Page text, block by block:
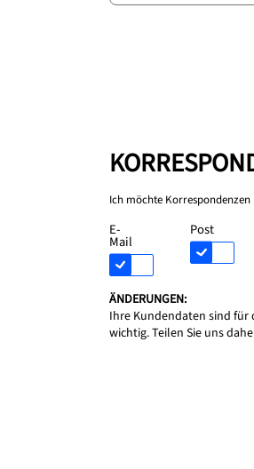
Ich möchte
E-
Mail
Post
ÄNDERUNGEN:
Ihre Kundendaten sind für
wichtig. Teilen Sie uns